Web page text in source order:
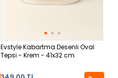
Evstyle Kabartma Desenli Oval
Tepsi - Krem - 41x32 cm